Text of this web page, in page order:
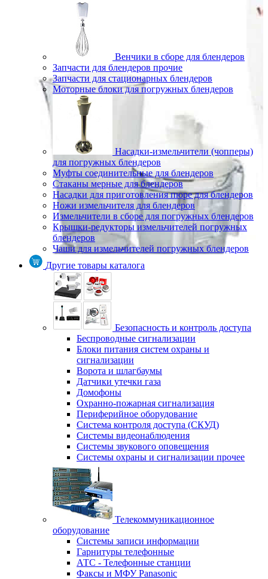
Венчики в сборе для блендеров
Запчасти для блендеров прочие
Запчасти для стационарных блендеров
Моторные блоки для погружных блендеров
Насадки-измельчители (чопперы)
для погружных блендеров
Муфты соединительные для блендеров
Стаканы мерные для блендеров
Насадки для приготовления пюре для блендеров
Ножи измельчителя для блендеров
Измельчители в сборе для погружных блендеров
Крышки-редукторы измельчителей погружных
блендеров
Чаши для измельчителей погружных блендеров
Другие товары каталога
Безопасность и контроль доступа
Беспроводные сигнализации
Блоки питания систем охраны и
сигнализации
Ворота и шлагбаумы
Датчики утечки газа
Домофоны
Охранно-пожарная сигнализация
Периферийное оборудование
Система контроля доступа (СКУД)
Системы видеонаблюдения
Системы звукового оповещения
Системы охраны и сигнализации прочее
Телекоммуникационное
оборудование
Системы записи информации
Гарнитуры телефонные
АТС - Телефонные станции
Факсы и МФУ Panasonic